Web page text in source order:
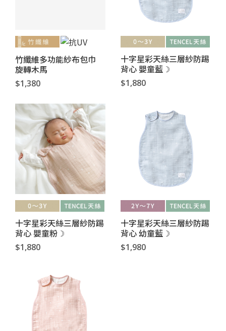
竹纖維多功能紗布包巾
旋轉木馬
$1,380
十字星彩天絲三層紗防踢
背心 嬰童藍☽
$1,880
十字星彩天絲三層紗防踢
背心 嬰童粉☽
$1,880
十字星彩天絲三層紗防踢
背心 幼童藍☽
$1,980